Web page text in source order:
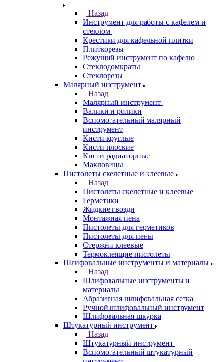
Назад
Инструмент для работы с кафелем и
стеклом
Крестики для кафельной плитки
Плиткорезы
Режущий инструмент по кафелю
Стеклодомкраты
Стеклорезы
Малярный инструмент
Назад
Малярный инструмент
Валики и ролики
Вспомогательный малярный
инструмент
Кисти круглые
Кисти плоские
Кисти радиаторные
Макловицы
Пистолеты скелетные и клеевые
Назад
Пистолеты скелетные и клеевые
Герметики
Жидкие гвозди
Монтажная пена
Пистолеты для герметиков
Пистолеты для пены
Стержни клеевые
Термоклеящие пистолеты
Шлифовальные инструменты и материалы
Назад
Шлифовальные инструменты и
материалы
Абразивная шлифовальная сетка
Ручной шлифовальный инструмент
Шлифовальная шкурка
Штукатурный инструмент
Назад
Штукатурный инструмент
Вспомогательный штукатурный